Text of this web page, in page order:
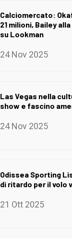
Calciomercato:
21 milioni, Bailey
su Lookman
24 Nov 2025
Las Vegas nella
show e fascino
24 Nov 2025
Odissea Sporting
di ritardo per il volo
21 Ott 2025